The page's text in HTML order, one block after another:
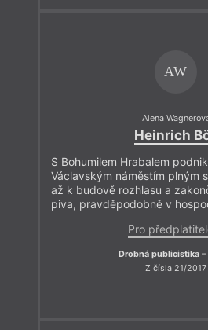
AW
Alena
Heinrich
S Bohumilem Hrabalem
Václavským náměstím plným
až k budově rozhlasu a
piva, pravděpodobně v
Pro
Drobná publicistika –
Z čísla 21/2017